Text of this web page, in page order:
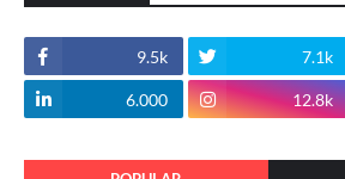
9.5k 7.1k
6.000 12.8k